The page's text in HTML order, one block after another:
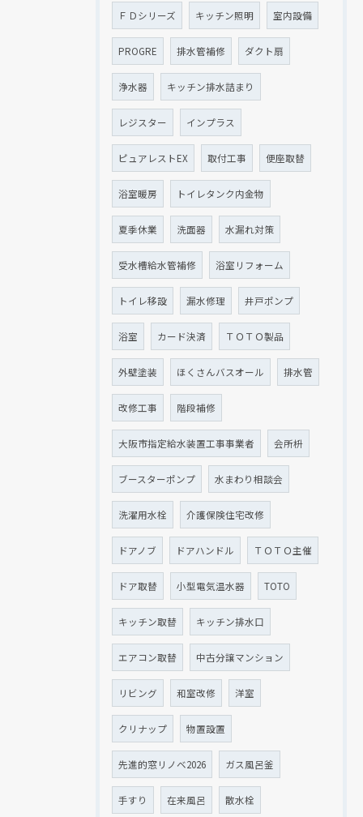
ＦＤシリーズ キッチン照明 室内設備
PROGRE 排水管補修 ダクト扇
浄水器 キッチン排水詰まり
レジスター インプラス
ピュアレストEX 取付工事 便座取替
浴室暖房 トイレタンク内金物
夏季休業 洗面器 水漏れ対策
受水槽給水管補修 浴室リフォーム
トイレ移設 漏水修理 井戸ポンプ
浴室 カード決済 ＴＯＴＯ製品
外壁塗装 ほくさんバスオール 排水管
改修工事 階段補修
大阪市指定給水装置工事事業者 会所枡
ブースターポンプ 水まわり相談会
洗濯用水栓 介護保険住宅改修
ドアノブ ドアハンドル ＴＯＴＯ主催
ドア取替 小型電気温水器 TOTO
キッチン取替 キッチン排水口
エアコン取替 中古分譲マンション
リビング 和室改修 洋室
クリナップ 物置設置
先進的窓リノベ2026 ガス風呂釜
手すり 在来風呂 散水栓